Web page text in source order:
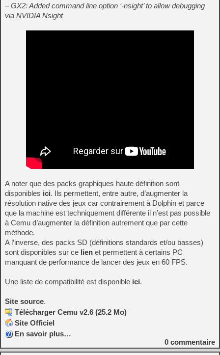
– GX2: Added command line option ‘-nsight’ to allow debugging
via NVIDIA Nsight
A noter que des packs graphiques haute définition sont
disponibles ici. Ils permettent, entre autre, d’augmenter la
résolution native des jeux car contrairement à Dolphin et parce
que la machine est techniquement différente il n’est pas possible
à Cemu d’augmenter la définition autrement que par cette
méthode.
A l’inverse, des packs SD (définitions standards et/ou basses)
sont disponibles sur ce lien et permettent à certains PC
manquant de performance de lancer des jeux en 60 FPS.
Une liste de compatibilité est disponible ici.
Site source.
Télécharger Cemu v2.6 (25.2 Mo)
Site Officiel
En savoir plus…
0 commentaire